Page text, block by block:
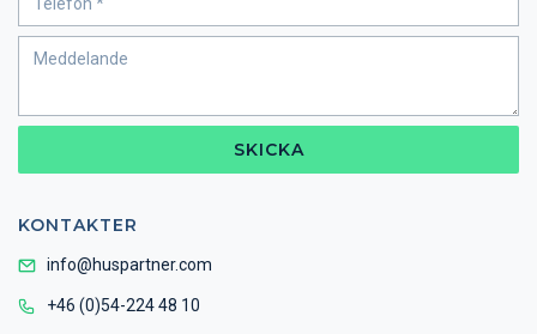
SKICKA
KONTAKTER
info@huspartner.com
+46 (0)54-224 48 10